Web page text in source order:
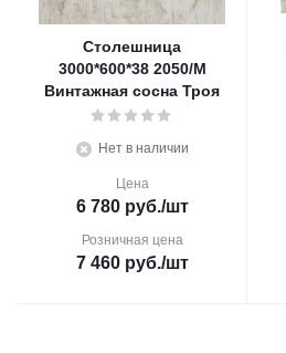
Столешница
3000*600*38 2050/М
Винтажная сосна Троя
Нет в наличии
Цена
6 780руб./шт
Розничная цена
7 460руб./шт